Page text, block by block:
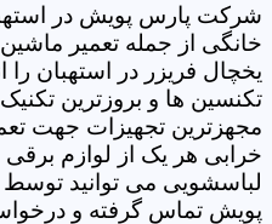
شرکت پارس پویش در
خانگی از جمله تعمیر
یخچال فریزر در استهبان را
تکنسین ها و بروزترین
مجهزترین تجهیزات جهت
خرابی هر یک از لوازم
لباسشویی می توانید
پویش تماس گرفته و